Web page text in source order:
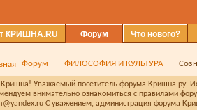
КРИШНА.RU Форум Что нового?
Форум ФИЛОСОФИЯ И КУЛЬТУРА
Уважаемый посетитель форума Кришна.ру.
внимательно ознакомиться с правилами
С уважением, администрация форума